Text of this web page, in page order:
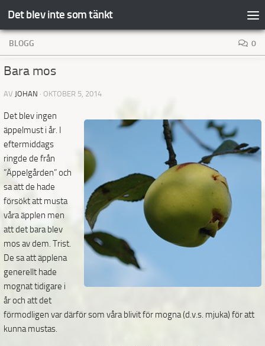
Hoppa till innehåll
Det blev inte som tänkt
BLOGG 0
Bara mos
AV JOHAN · OKTOBER 5, 2014
Det blev ingen
äppelmust i år. I
eftermiddags
ringde de från
”Äppelgården” och
sa att de hade
försökt att musta
våra äpplen men
att det bara blev
mos av dem. Trist.
De sa att äpplena
generellt hade
mognat tidigare i
år och att det
förmodligen var därför som våra blivit för mogna (d.v.s. mjuka) för att
kunna mustas.